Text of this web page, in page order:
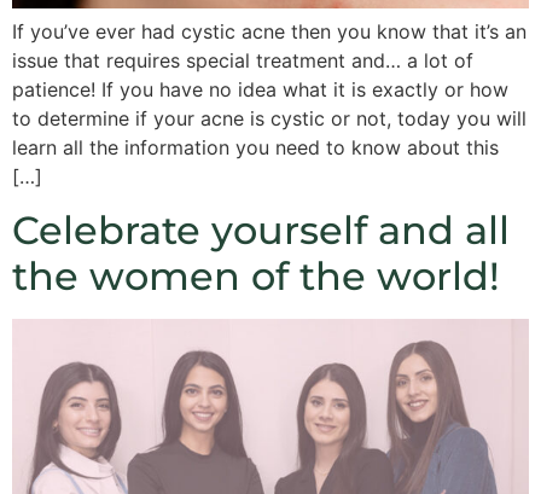
If you’ve ever had cystic acne then you know that it’s an
issue that requires special treatment and… a lot of
patience! If you have no idea what it is exactly or how
to determine if your acne is cystic or not, today you will
learn all the information you need to know about this
[…]
Celebrate yourself and all
the women of the world!